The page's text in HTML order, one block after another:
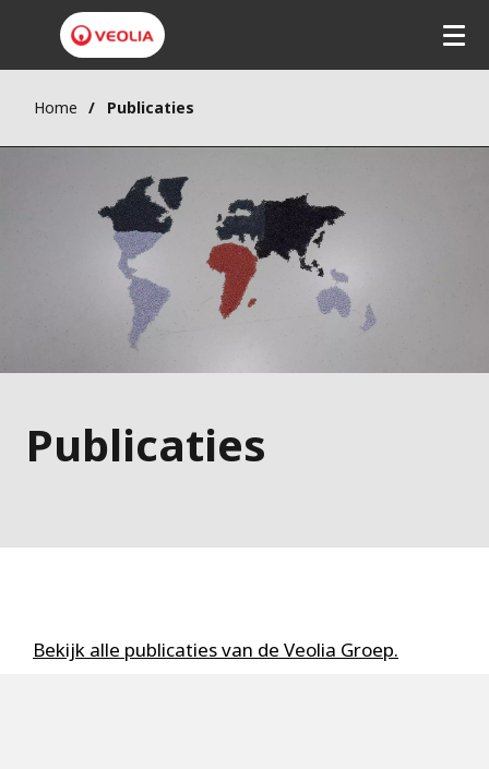
Home Publicaties
Publicaties
Bekijk alle publicaties van de Veolia Groep.